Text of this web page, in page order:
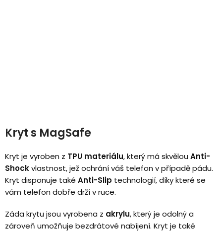
Kryt s MagSafe
Kryt je vyroben z TPU materiálu, který má skvělou Anti-
Shockvlastnost, jež ochrání váš telefon v případě pádu.
Kryt disponuje také Anti-Slip technologií, díky které se
vám telefon dobře drží v ruce.
Záda krytu jsou vyrobena z akrylu, který je odolný a
zároveň umožňuje bezdrátové nabíjení. Kryt je také